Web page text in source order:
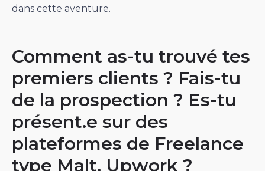
dans cette aventure.
Comment as-tu trouvé tes
premiers clients ? Fais-tu
de la prospection ? Es-tu
présent.e sur des
plateformes de Freelance
type Malt, Upwork ?